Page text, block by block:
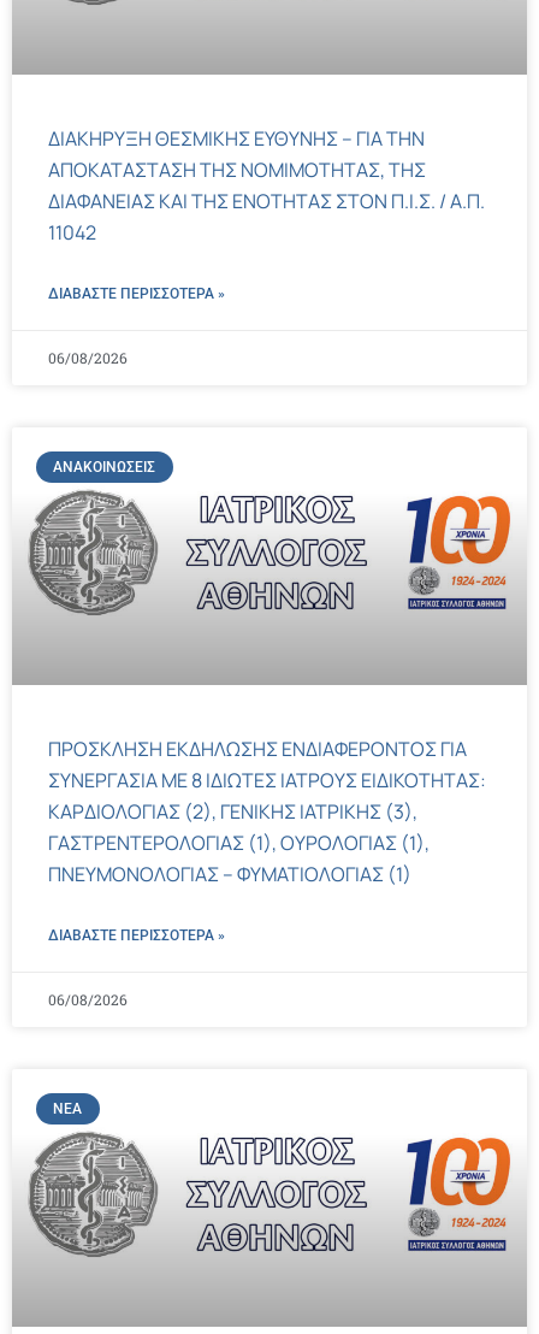
ΔΙΑΚΗΡΥΞΗ ΘΕΣΜΙΚΗΣ ΕΥΘΥΝΗΣ – ΓΙΑ ΤΗΝ
ΑΠΟΚΑΤΑΣΤΑΣΗ ΤΗΣ ΝΟΜΙΜΟΤΗΤΑΣ, ΤΗΣ
ΔΙΑΦΑΝΕΙΑΣ ΚΑΙ ΤΗΣ ΕΝΟΤΗΤΑΣ ΣΤΟΝ Π.Ι.Σ. / Α.Π.
11042
ΔΙΑΒΑΣΤΕ ΠΕΡΙΣΣΌΤΕΡΑ »
06/08/2026
ΑΝΑΚΟΙΝΏΣΕΙΣ
ΠΡΟΣΚΛΗΣΗ ΕΚΔΗΛΩΣΗΣ ΕΝΔΙΑΦΕΡΟΝΤΟΣ ΓΙΑ
ΣΥΝΕΡΓΑΣΙΑ ΜΕ 8 ΙΔΙΩΤΕΣ ΙΑΤΡΟΥΣ ΕΙΔΙΚΟΤΗΤΑΣ:
ΚΑΡΔΙΟΛΟΓΙΑΣ (2), ΓΕΝΙΚΗΣ ΙΑΤΡΙΚΗΣ (3),
ΓΑΣΤΡΕΝΤΕΡΟΛΟΓΙΑΣ (1), ΟΥΡΟΛΟΓΙΑΣ (1),
ΠΝΕΥΜΟΝΟΛΟΓΙΑΣ – ΦΥΜΑΤΙΟΛΟΓΙΑΣ (1)
ΔΙΑΒΑΣΤΕ ΠΕΡΙΣΣΌΤΕΡΑ »
06/08/2026
ΝΈΑ